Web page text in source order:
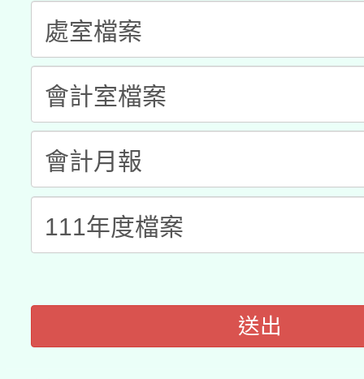
薪期間赴陸應申請許可
轉知經濟部水利署委託
業技術研究院辦理「
用水績優單位及節水達
動」
115年8月22日(星期六
桃園市孔廟祈福系列
開 智慧啟航」
2026年桃園地景藝術
送出